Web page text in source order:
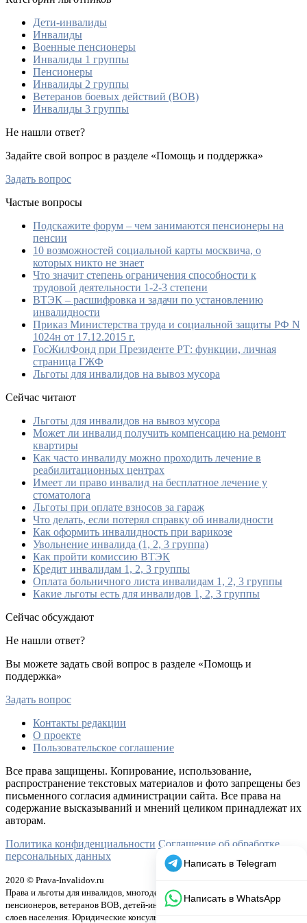
Дети-инвалиды
Инвалиды
Военные пенсионеры
Инвалиды 1 группы
Пенсионеры
Инвалиды 2 группы
Ветеранов боевых действий (ВОВ)
Инвалиды 3 группы
Не нашли ответ?
Задайте свой вопрос в разделе «Помощь и поддержка»
Задать вопрос
Частые вопросы
Подскажите форум – чем занимаются пенсионеры на
пенсии
10 возможностей социальной карты москвича, о
которых никто не знает
Что значит степень ограничения способности к
трудовой деятельности 1-2-3 степени
ВТЭК – расшифровка и задачи по установлению
инвалидности
Приказ Министерства труда и социальной защиты РФ N
1024н от 17.12.2015 г.
ГосЖилФонд при Президенте РТ: функции, личная
страница ГЖФ
Льготы для инвалидов на вывоз мусора
Сейчас читают
Льготы для инвалидов на вывоз мусора
Может ли инвалид получить компенсацию на ремонт
квартиры
Как часто инвалиду можно проходить лечение в
реабилитационных центрах
Имеет ли право инвалид на бесплатное лечение у
стоматолога
Льготы при оплате взносов за гараж
Что делать, если потерял справку об инвалидности
Как оформить инвалидность при варикозе
Увольнение инвалида (1, 2, 3 группа)
Как пройти комиссию ВТЭК
Кредит инвалидам 1, 2, 3 группы
Оплата больничного листа инвалидам 1, 2, 3 группы
Какие льготы есть для инвалидов 1, 2, 3 группы
Сейчас обсуждают
Не нашли ответ?
Вы можете задать свой вопрос в разделе «Помощь и
поддержка»
Задать вопрос
Контакты редакции
О проекте
Пользовательское соглашение
Все права защищены. Копирование, использование,
распространение текстовых материалов и фото запрещены без
письменного согласия администрации сайта. Все права на
содержание высказываний и мнений целиком принадлежат их
авторам.
Политика конфиденциальности Соглашение об обработке
персональных данных
2020 © Prava-Invalidov.ru
Права и льготы для инвалидов, многодетных семей, матерей-одиночек,
пенсионеров, ветеранов ВОВ, детей-инвалидов и других малозащищенных
слоев населения. Юридические консультации по правовым вопросам.